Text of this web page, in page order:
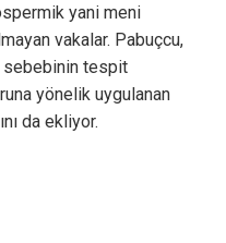
yani meni
vakalar. Pabuçcu,
tespit
yönelik uygulanan
da ekliyor.